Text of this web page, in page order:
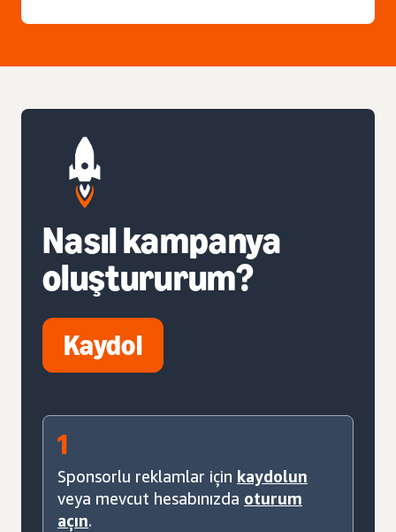
Nasıl kampanya
oluştururum?
Kaydol
1
Sponsorlu reklamlar için kaydolun
veya mevcut hesabınızda oturum
açın.